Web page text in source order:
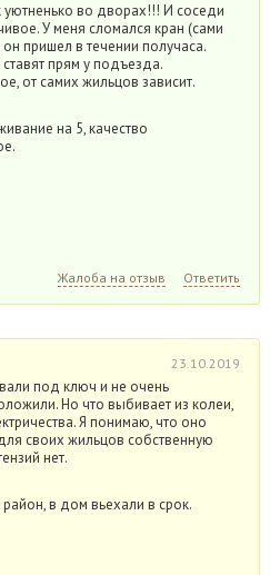
уютненько во дворах!!! И соседи
У меня сломался кран (сами
он пришел в течении получаса.
прям у подъезда.
от самих жильцов зависит.
на 5, качество
Жалоба на отзыв Ответить
23.10.2019
под ключ и не очень
Но что выбивает из колеи,
Я понимаю, что оно
своих жильцов собственную
нет.
в дом вьехали в срок.